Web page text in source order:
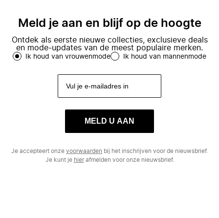
Meld je aan en blijf op de hoogte
Ontdek als eerste nieuwe collecties, exclusieve deals
en mode-updates van de meest populaire merken.
Ik houd van vrouwenmode Ik houd van mannenmode
MELD U AAN
Je accepteert onze voorwaarden bij het inschrijven voor de nieuwsbrief.
Je kunt je hierafmelden voor onze nieuwsbrief.